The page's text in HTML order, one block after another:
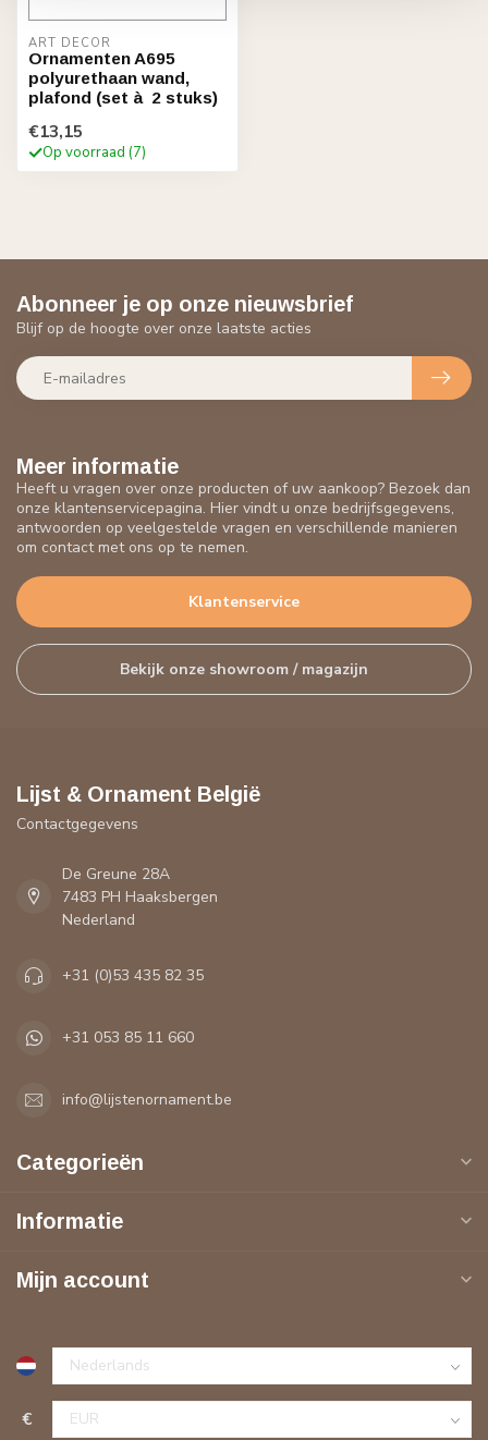
ART DÉCOR
Ornamenten A695
polyurethaan wand,
plafond (set à 2 stuks)
€13,15
Op voorraad (7)
Meer informatie
Heeft u vragen over onze producten of uw aankoop? Bezoek dan
onze klantenservicepagina. Hier vindt u onze bedrijfsgegevens,
antwoorden op veelgestelde vragen en verschillende manieren
om contact met ons op te nemen.
Klantenservice
Bekijk onze showroom / magazijn
Abonneer je op onze nieuwsbrief
Blijf op de hoogte over onze laatste acties
Lijst & Ornament België
Contactgegevens
De Greune 28A
7483 PH Haaksbergen
Nederland
+31 (0)53 435 82 35
+31 053 85 11 660
info@lijstenornament.be
Categorieën
Informatie
Mijn account
€